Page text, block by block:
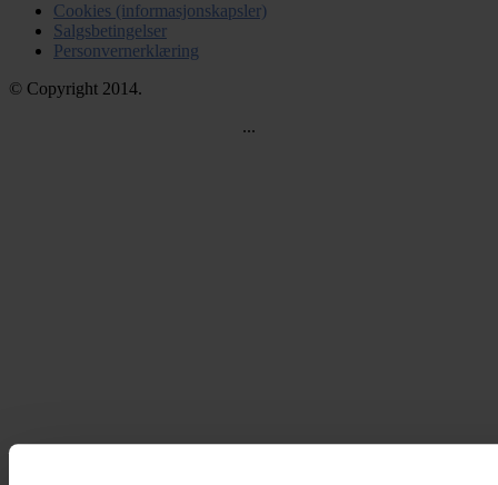
Cookies (informasjonskapsler)
Salgsbetingelser
Personvernerklæring
© Copyright 2014.
...